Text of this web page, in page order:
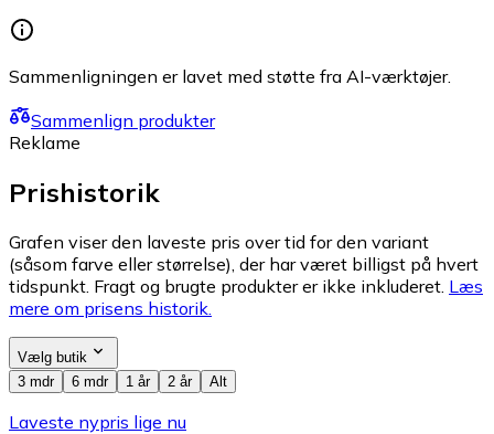
Sammenligningen er lavet med støtte fra AI-værktøjer.
Sammenlign produkter
Reklame
Prishistorik
Grafen viser den laveste pris over tid for den variant
(såsom farve eller størrelse), der har været billigst på hvert
tidspunkt. Fragt og brugte produkter er ikke inkluderet. Læs
mere om prisens historik.
Vælg butik
3 mdr
6 mdr 1 år 2 år Alt
Laveste nypris lige nu